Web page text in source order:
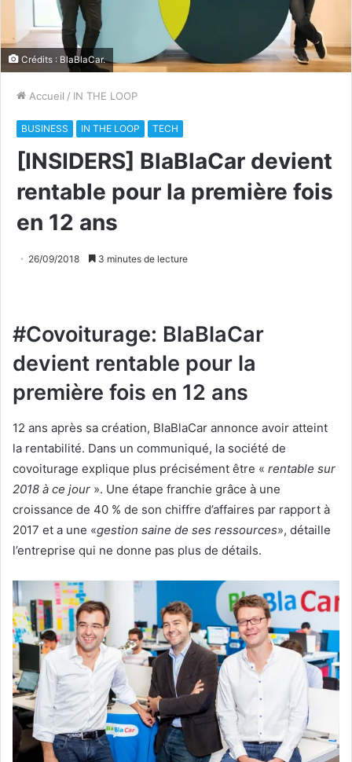
Crédits : BlaBlaCar.
Accueil / IN THE LOOP
BUSINESS IN THE LOOP TECH
[INSIDERS] BlaBlaCar devient
rentable pour la première fois
en 12 ans
26/09/2018 3 minutes de lecture
#Covoiturage: BlaBlaCar
devient rentable pour la
première fois en 12 ans
12 ans après sa création, BlaBlaCar annonce avoir atteint
la rentabilité. Dans un communiqué, la société de
covoiturage explique plus précisément être « rentable sur
2018 à ce jour ». Une étape franchie grâce à une
croissance de 40 % de son chiffre d’affaires par rapport à
2017 et a une «gestion saine de ses ressources», détaille
l’entreprise qui ne donne pas plus de détails.